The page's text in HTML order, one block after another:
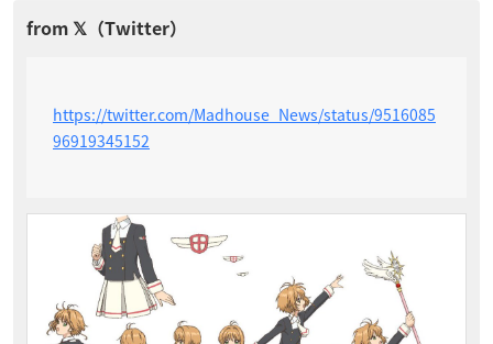
https://twitter.com/Madhouse_News/status/9516085
96919345152